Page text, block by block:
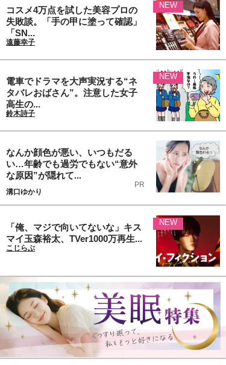
コスメ4万点を試した美容プロの
失敗談。「手の甲に塗って確認」
「SN...
遠藤幸子
NEW
電車でドラマを大声実況する“ネ
タバレおばさん”。注意した女子
高生の...
鈴木詩子
NEW
なんか顔色が悪い、いつもだる
い…年齢でも過労でもない“意外
な原因”が隠れて...
PR
溝口ゆかり
「俺、マジで向いてないな」キス
マイ玉森裕太、TVer1000万再生...
こじらぶ
NEW